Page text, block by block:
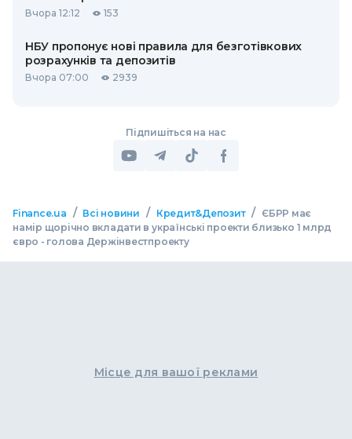
Вчора 12:12 153
НБУ пропонує нові правила для безготівкових
розрахунків та депозитів
Вчора 07:00 2939
Підпишіться на нас
Finance.ua / Всі новини / Кредит&Депозит / ЄБРР має
намір щорічно вкладати в українські проекти близько 1 млрд
євро - голова Держінвестпроекту
Місце для вашої реклами